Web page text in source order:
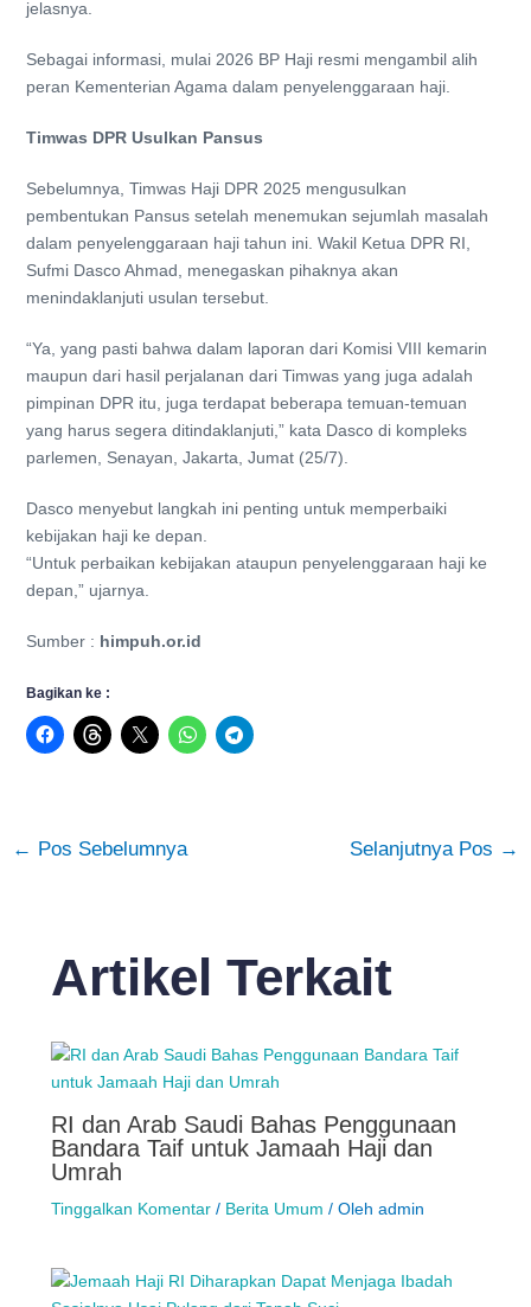
jelasnya.
Sebagai informasi, mulai 2026 BP Haji resmi mengambil alih
peran Kementerian Agama dalam penyelenggaraan haji.
Timwas DPR Usulkan Pansus
Sebelumnya, Timwas Haji DPR 2025 mengusulkan
pembentukan Pansus setelah menemukan sejumlah masalah
dalam penyelenggaraan haji tahun ini. Wakil Ketua DPR RI,
Sufmi Dasco Ahmad, menegaskan pihaknya akan
menindaklanjuti usulan tersebut.
“Ya, yang pasti bahwa dalam laporan dari Komisi VIII kemarin
maupun dari hasil perjalanan dari Timwas yang juga adalah
pimpinan DPR itu, juga terdapat beberapa temuan-temuan
yang harus segera ditindaklanjuti,” kata Dasco di kompleks
parlemen, Senayan, Jakarta, Jumat (25/7).
Dasco menyebut langkah ini penting untuk memperbaiki
kebijakan haji ke depan.
“Untuk perbaikan kebijakan ataupun penyelenggaraan haji ke
depan,” ujarnya.
Sumber : himpuh.or.id
Bagikan ke :
← Pos Sebelumnya Selanjutnya Pos →
Artikel Terkait
RI dan Arab Saudi Bahas Penggunaan
Bandara Taif untuk Jamaah Haji dan
Umrah
Tinggalkan Komentar / Berita Umum / Oleh admin